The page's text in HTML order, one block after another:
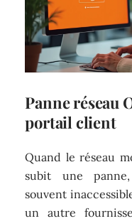
Panne réseau
portail client
Quand le réseau
subit une
souvent
un autre